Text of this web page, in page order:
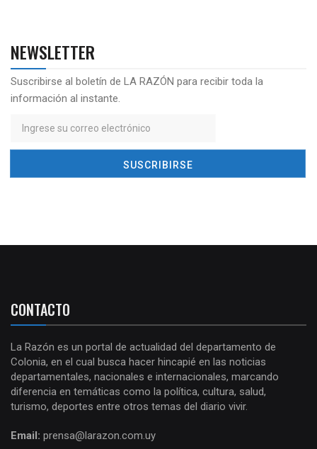
NEWSLETTER
Suscribirse al boletín de LA RAZÓN para recibir toda la
información al instante.
CONTACTO
La Razón es un portal de actualidad del departamento de
Colonia, en el cual busca hacer hincapié en las noticias
departamentales, nacionales e internacionales, marcando
diferencia en temáticas como la política, cultura, salud,
turismo, deportes entre otros temas del diario vivir.
Email: prensa@larazon.com.uy